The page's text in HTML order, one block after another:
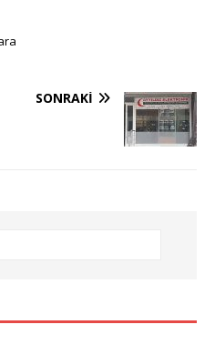
SONRAKI